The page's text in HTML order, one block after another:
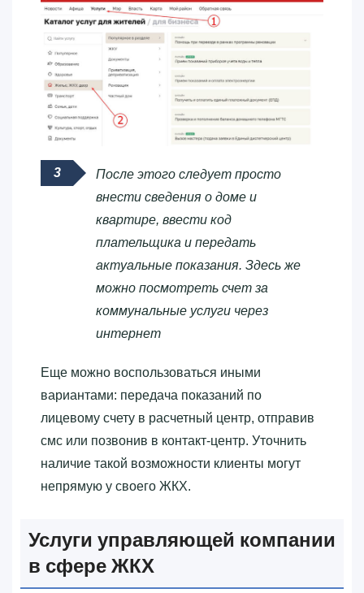
После этого следует просто
внести сведения о доме и
квартире, ввести код
плательщика и передать
актуальные показания. Здесь же
можно посмотреть счет за
коммунальные услуги через
интернет
Еще можно воспользоваться иными
вариантами: передача показаний по
лицевому счету в расчетный центр, отправив
смс или позвонив в контакт-центр. Уточнить
наличие такой возможности клиенты могут
непрямую у своего ЖКХ.
Услуги управляющей компании
в сфере ЖКХ